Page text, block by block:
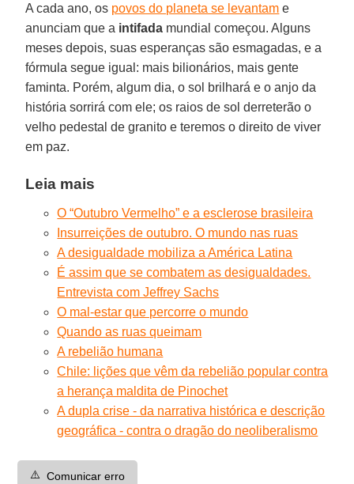
A cada ano, os povos do planeta se levantam e
anunciam que a intifada mundial começou. Alguns
meses depois, suas esperanças são esmagadas, e a
fórmula segue igual: mais bilionários, mais gente
faminta. Porém, algum dia, o sol brilhará e o anjo da
história sorrirá com ele; os raios de sol derreterão o
velho pedestal de granito e teremos o direito de viver
em paz.
Leia mais
O “Outubro Vermelho” e a esclerose brasileira
Insurreições de outubro. O mundo nas ruas
A desigualdade mobiliza a América Latina
É assim que se combatem as desigualdades.
Entrevista com Jeffrey Sachs
O mal-estar que percorre o mundo
Quando as ruas queimam
A rebelião humana
Chile: lições que vêm da rebelião popular contra
a herança maldita de Pinochet
A dupla crise - da narrativa histórica e descrição
geográfica - contra o dragão do neoliberalismo
⚠️ Comunicar erro